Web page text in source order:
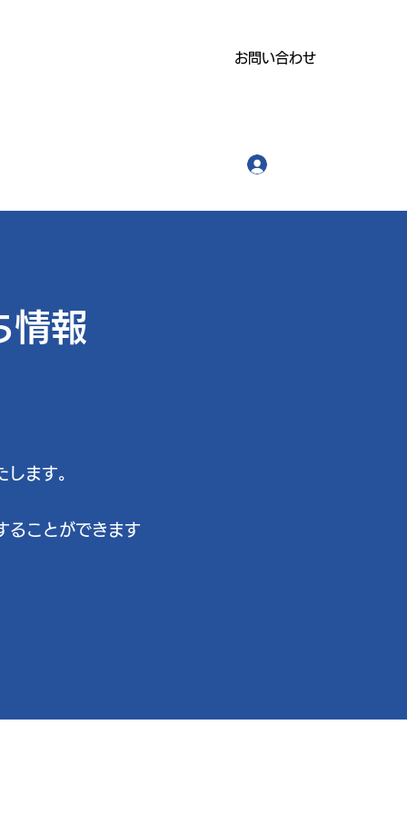
お問い合わせ
情報
ます。
ることができます